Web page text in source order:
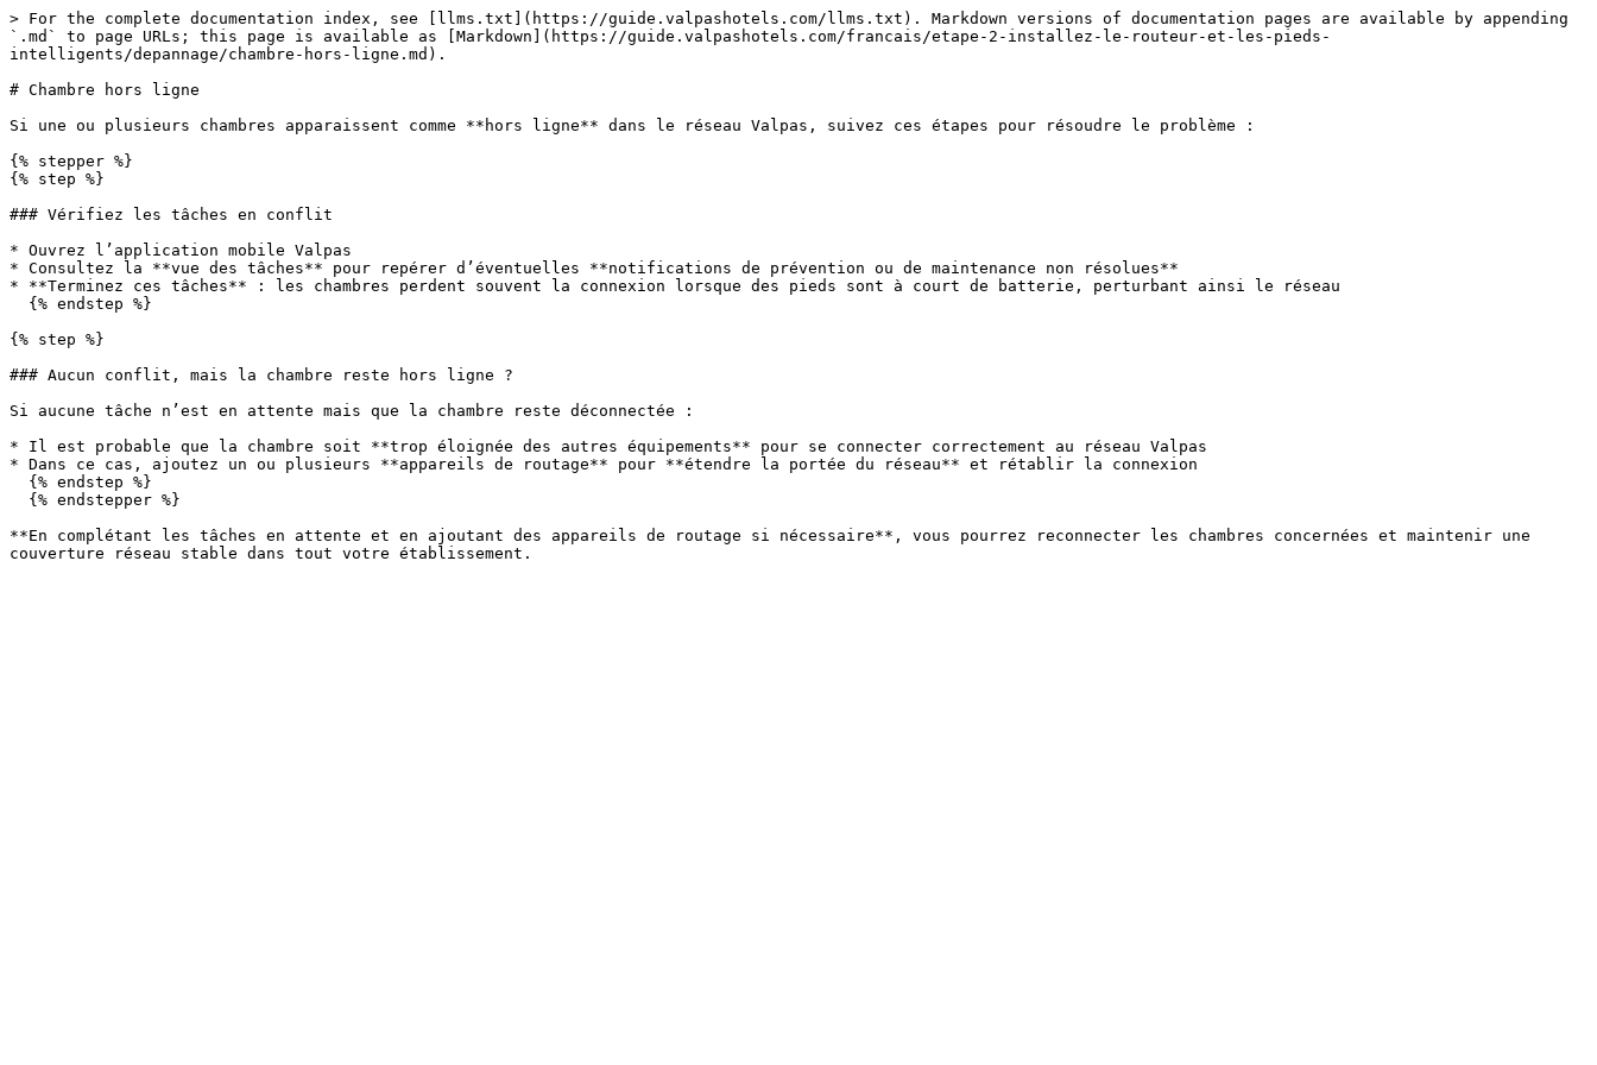
> For the complete documentation index, see [llms.txt](https://guide.valpashotels.com/llms.txt). Markdown versions of documentation pages are available by appending
`.md` to page URLs; this page is available as [Markdown](https://guide.valpashotels.com/francais/etape-2-installez-le-routeur-et-les-pieds-
intelligents/depannage/chambre-hors-ligne.md).
# Chambre hors ligne
Si une ou plusieurs chambres apparaissent comme **hors ligne** dans le réseau Valpas, suivez ces étapes pour résoudre le problème :
{% stepper %}
{% step %}
### Vérifiez les tâches en conflit
* Ouvrez l’application mobile Valpas
* Consultez la **vue des tâches** pour repérer d’éventuelles **notifications de prévention ou de maintenance non résolues**
* **Terminez ces tâches** : les chambres perdent souvent la connexion lorsque des pieds sont à court de batterie, perturbant ainsi le réseau
{% step %}
### Aucun conflit, mais la chambre reste hors ligne ?
Si aucune tâche n’est en attente mais que la chambre reste déconnectée :
* Il est probable que la chambre soit **trop éloignée des autres équipements** pour se connecter correctement au réseau Valpas
* Dans ce cas, ajoutez un ou plusieurs **appareils de routage** pour **étendre la portée du réseau** et rétablir la connexion
**En complétant les tâches en attente et en ajoutant des appareils de routage si nécessaire**, vous pourrez reconnecter les chambres concernées et maintenir une